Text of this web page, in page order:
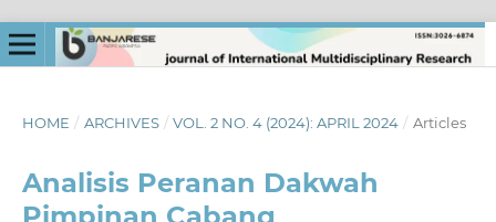
HOME / ARCHIVES / VOL. 2 NO. 4 (2024): APRIL 2024 / Articles
Analisis Peranan Dakwah